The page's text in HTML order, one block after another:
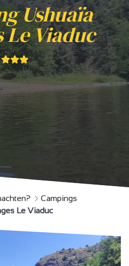
Ushuaïa
Le Viaduc
Campings
Le Viaduc